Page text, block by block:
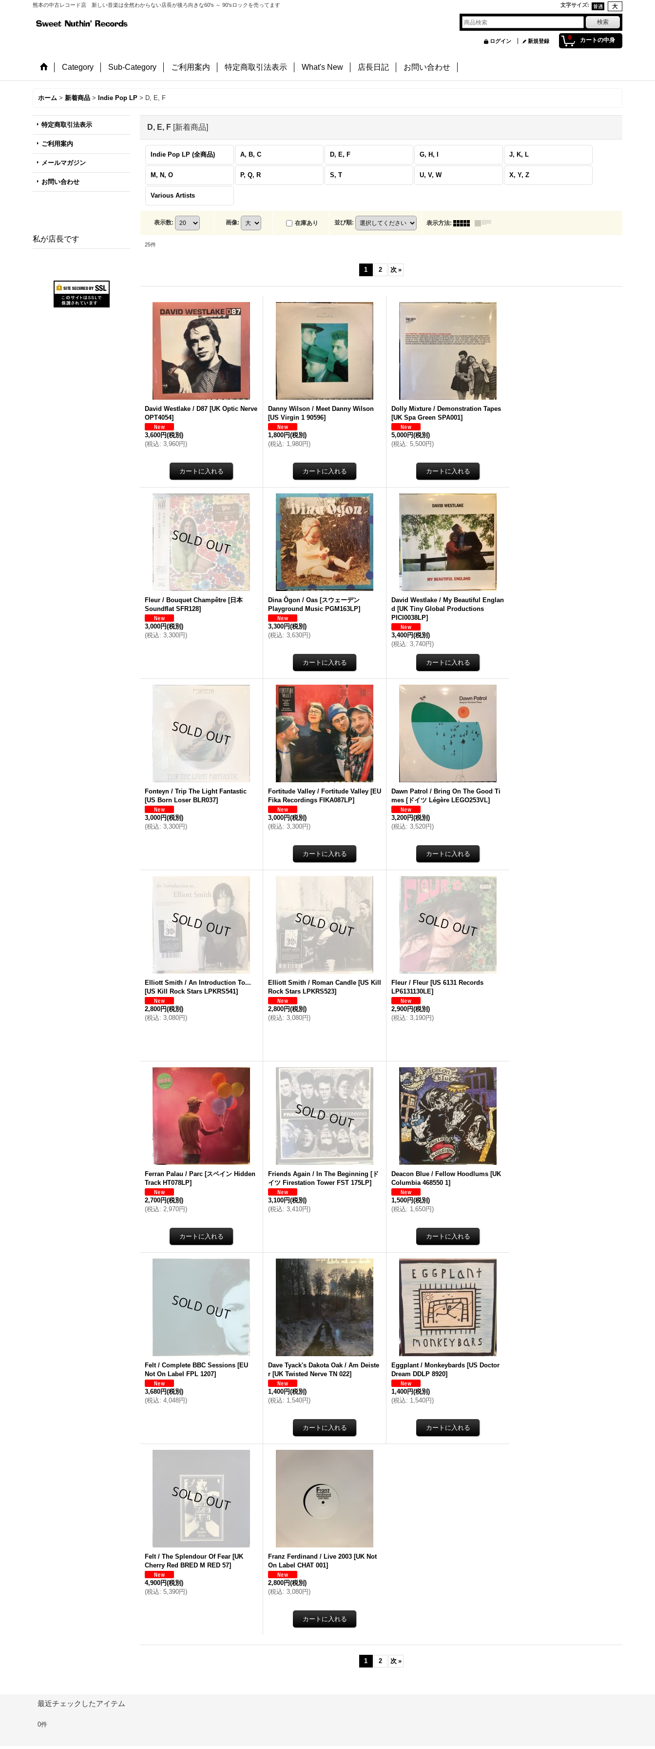
熊本の中古レコード店 新しい音楽は全然わからない店長が後ろ向きな60's ～ 90'sロックを売ってます 文字サイズ:
0 カートの中身
ログイン 新規登録
Category Sub-Category ご利用案内 特定商取引法表示 What's New 店長日記 お問い合わせ
ホーム > 新着商品 > Indie Pop LP > D, E, F
特定商取引法表示
ご利用案内
メールマガジン
お問い合わせ
私が店長です
D, E, F [新着商品]
Indie Pop LP (全商品) A, B, C D, E, F G, H, I J, K, L
M, N, O P, Q, R S, T U, V, W X, Y, Z
Various Artists
表示数: 画像: 在庫あり 並び順: 表示方法:
25件
1 2 次 »
David Westlake / D87 [UK Optic Nerve
OPT4054]
3,600円(税別)
(税込: 3,960円)
Danny Wilson / Meet Danny Wilson
[US Virgin 1 90596]
1,800円(税別)
(税込: 1,980円)
Dolly Mixture / Demonstration Tapes
[UK Spa Green SPA001]
5,000円(税別)
(税込: 5,500円)
Fleur / Bouquet Champ​ê​tre [日本
Soundflat SFR128]
3,000円(税別)
(税込: 3,300円)
Dina Ögon / Oas [スウェーデン
Playground Music PGM163LP]
3,300円(税別)
(税込: 3,630円)
David Westlake / My Beautiful Englan
d [UK Tiny Global Productions
PICI0038LP]
3,400円(税別)
(税込: 3,740円)
Fonteyn / Trip The Light Fantastic
[US Born Loser BLR037]
3,000円(税別)
(税込: 3,300円)
Fortitude Valley / Fortitude Valley [EU
Fika Recordings FIKA087LP]
3,000円(税別)
(税込: 3,300円)
Dawn Patrol / Bring On The Good Ti
mes [ドイツ Légère LEGO253VL]
3,200円(税別)
(税込: 3,520円)
Elliott Smith / An Introduction To...
[US Kill Rock Stars LPKRS541]
2,800円(税別)
(税込: 3,080円)
Elliott Smith / Roman Candle [US Kill
Rock Stars LPKRS523]
2,800円(税別)
(税込: 3,080円)
Fleur / Fleur [US 6131 Records
LP6131130LE]
2,900円(税別)
(税込: 3,190円)
Ferran Palau / Parc [スペイン Hidden
Track HT078LP]
2,700円(税別)
(税込: 2,970円)
Friends Again / In The Beginning [ド
イツ Firestation Tower FST 175LP]
3,100円(税別)
(税込: 3,410円)
Deacon Blue / Fellow Hoodlums [UK
Columbia 468550 1]
1,500円(税別)
(税込: 1,650円)
Felt / Complete BBC Sessions [EU
Not On Label FPL 1207]
3,680円(税別)
(税込: 4,048円)
Dave Tyack's Dakota Oak / Am Deiste
r [UK Twisted Nerve TN 022]
1,400円(税別)
(税込: 1,540円)
Eggplant / Monkeybards [US Doctor
Dream DDLP 8920]
1,400円(税別)
(税込: 1,540円)
Felt / The Splendour Of Fear [UK
Cherry Red BRED M RED 57]
4,900円(税別)
(税込: 5,390円)
Franz Ferdinand / Live 2003 [UK Not
On Label CHAT 001]
2,800円(税別)
(税込: 3,080円)
1 2 次 »
最近チェックしたアイテム
0件